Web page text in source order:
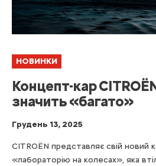
НОВИНКИ
Концепт-кар
значить «багато»
Грудень 13, 2025
CITROЁN представляє свій
«лабораторію на колесах», яка